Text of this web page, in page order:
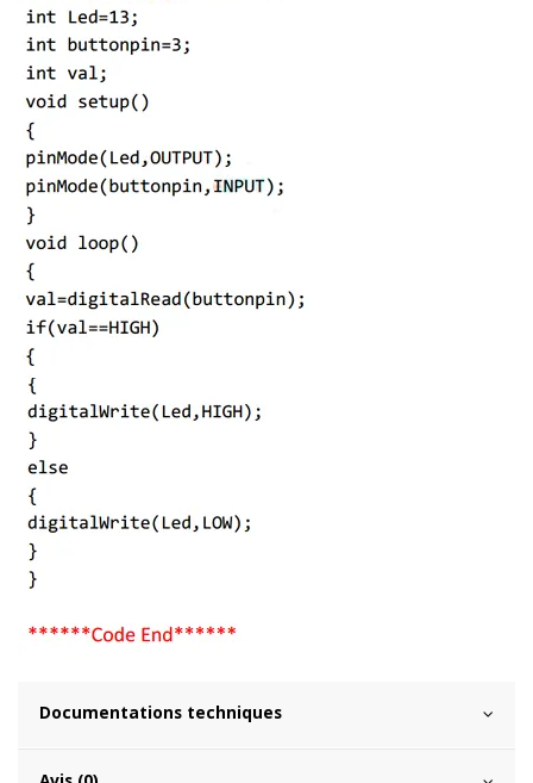
Documentations techniques